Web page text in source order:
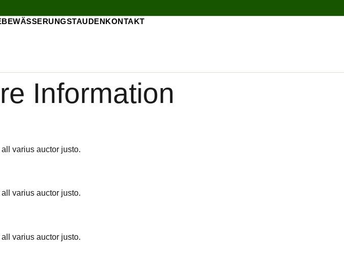
BEWÄSSERUNGSTAUDENKONTAKT
Information
varius auctor justo.
varius auctor justo.
varius auctor justo.